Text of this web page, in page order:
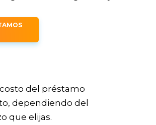
del préstamo
dependiendo del
que elijas.